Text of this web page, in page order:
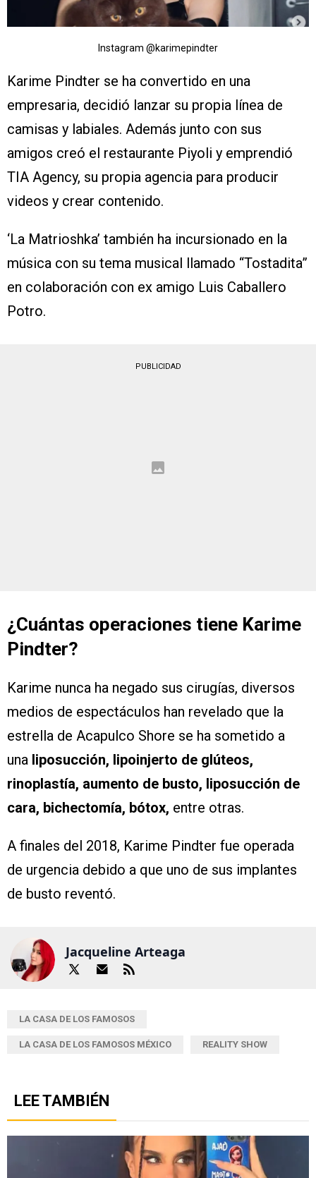
Instagram @karimepindter
Karime Pindter se ha convertido en una
empresaria, decidió lanzar su propia línea de
camisas y labiales. Además junto con sus
amigos creó el restaurante Piyoli y emprendió
TIA Agency, su propia agencia para producir
videos y crear contenido.
‘La Matrioshka’ también ha incursionado en la
música con su tema musical llamado “Tostadita”
en colaboración con ex amigo Luis Caballero
Potro.
PUBLICIDAD
¿Cuántas operaciones tiene Karime
Pindter?
Karime nunca ha negado sus cirugías, diversos
medios de espectáculos han revelado que la
estrella de Acapulco Shore se ha sometido a
una liposucción, lipoinjerto de glúteos,
rinoplastía, aumento de busto, liposucción de
cara, bichectomía, bótox, entre otras.
A finales del 2018, Karime Pindter fue operada
de urgencia debido a que uno de sus implantes
de busto reventó.
Jacqueline Arteaga
LA CASA DE LOS FAMOSOS
LA CASA DE LOS FAMOSOS MÉXICO REALITY SHOW
LEE TAMBIÉN